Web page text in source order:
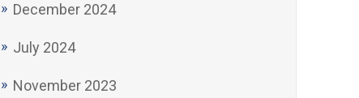
December 2024
July 2024
November 2023